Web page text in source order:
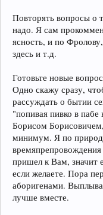
Повторять вопросы о
надо. Я сам
ясность, и по
здесь и т.д.
Готовьте новые
Одно скажу сразу,
рассуждать о бытии
"попивая пивко в
Борисом
минимум. Я по
пришел к Вам, значит
если желаете. Пора
аборигенами.
лучше вместе.